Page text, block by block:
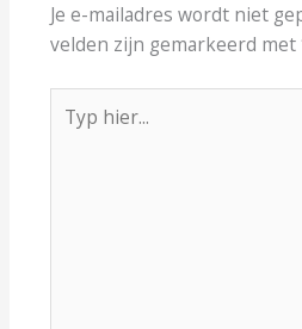
Je e-mailadres wordt niet
velden zijn gemarkeerd met
hier...